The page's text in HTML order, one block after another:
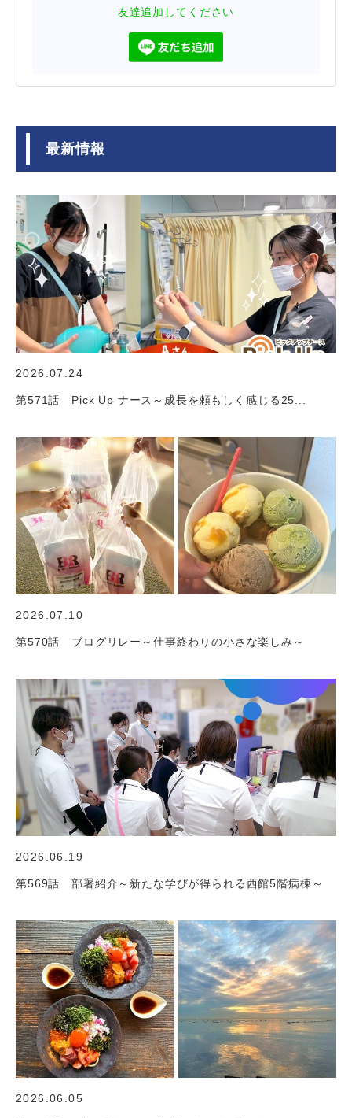
友達追加してください
最新情報
2026.07.24
第571話 Pick Up ナース～成長を頼もしく感じる25...
2026.07.10
第570話 ブログリレー～仕事終わりの小さな楽しみ～
2026.06.19
第569話 部署紹介～新たな学びが得られる西館5階病棟～
2026.06.05